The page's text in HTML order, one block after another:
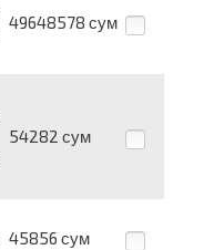
49648578 сум
54282 сум
45856 сум